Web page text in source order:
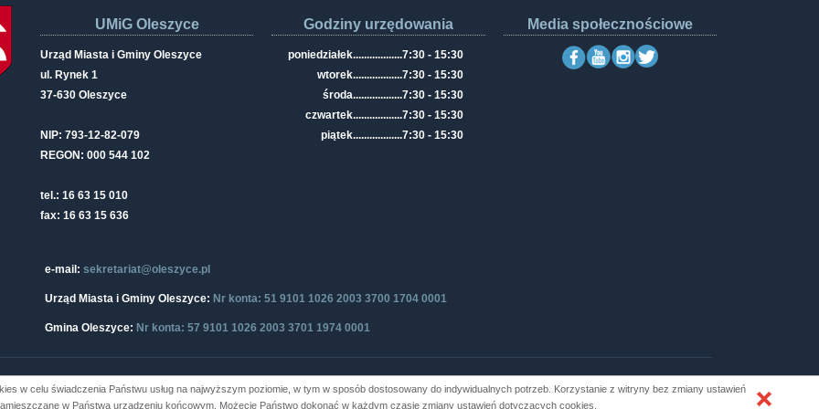
UMiG Oleszyce
Urząd Miasta i Gminy Oleszyce
ul. Rynek 1
37-630 Oleszyce
NIP: 793-12-82-079
REGON: 000 544 102
tel.: 16 63 15 010
fax: 16 63 15 636
Godziny urzędowania
poniedziałek..................7:30 - 15:30
wtorek..................7:30 - 15:30
środa..................7:30 - 15:30
czwartek..................7:30 - 15:30
piątek..................7:30 - 15:30
Media społecznościowe
e-mail: sekretariat@oleszyce.pl
Urząd Miasta i Gminy Oleszyce: Nr konta: 51 9101 1026 2003 3700 1704 0001
Gmina Oleszyce: Nr konta: 57 9101 1026 2003 3701 1974 0001
Oleszyce Produkcja i hosting: ZETO-RZESZÓW
w celu świadczenia Państwu usług na najwyższym poziomie, w tym w sposób dostosowany do indywidualnych potrzeb. Korzystanie z witryny bez zmiany ustawień
w Państwa urządzeniu końcowym. Możecie Państwo dokonać w każdym czasie zmiany ustawień dotyczących cookies.